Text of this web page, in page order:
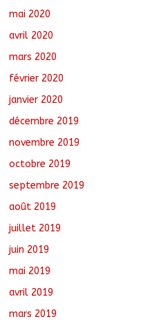
mai 2020
avril 2020
mars 2020
février 2020
janvier 2020
décembre 2019
novembre 2019
octobre 2019
septembre 2019
août 2019
juillet 2019
juin 2019
mai 2019
avril 2019
mars 2019